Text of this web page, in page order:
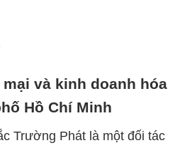
và kinh doanh hóa
Hồ Chí Minh
Trường Phát là một đối tác